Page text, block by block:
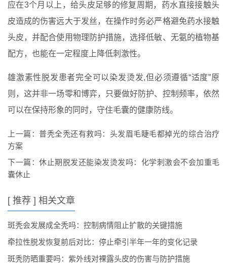
应在3个月以上，给头皮足够的修复周期，药水直接接触头
皮造成的伤害远大于发丝，在操作时务必严格避免药水接触
头皮，并配合使用物理防护措施，选择低敏、无氨的植物基
配方，也能在一定程度上降低刺激性。
雄激素性脱发患者完全可以染发烫发,但必须遵循“适度”原
则，这并非一场零和博弈，只要做好防护、控制频率，依然
可以在保持形象的同时，守住毛囊的健康防线。
上一篇： 普秃全秃还有救吗：头发眉毛睫毛都掉光的综合治疗
方案
下一篇： 休止期脱发还能染发烫发吗：化学刺激会不会加重毛
囊休止
[ 推荐 ] 相关文章
斑秃会发展成全秃吗：控制病情阻止扩散的关键措施
牵拉性脱发恢复前后对比：停止牵引半年一年的变化记录
斑秃防晒重要吗：紫外线对裸露头皮的伤害与防护措施